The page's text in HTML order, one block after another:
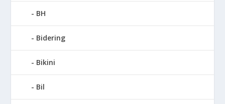
BH
Bidering
Bikini
Bil